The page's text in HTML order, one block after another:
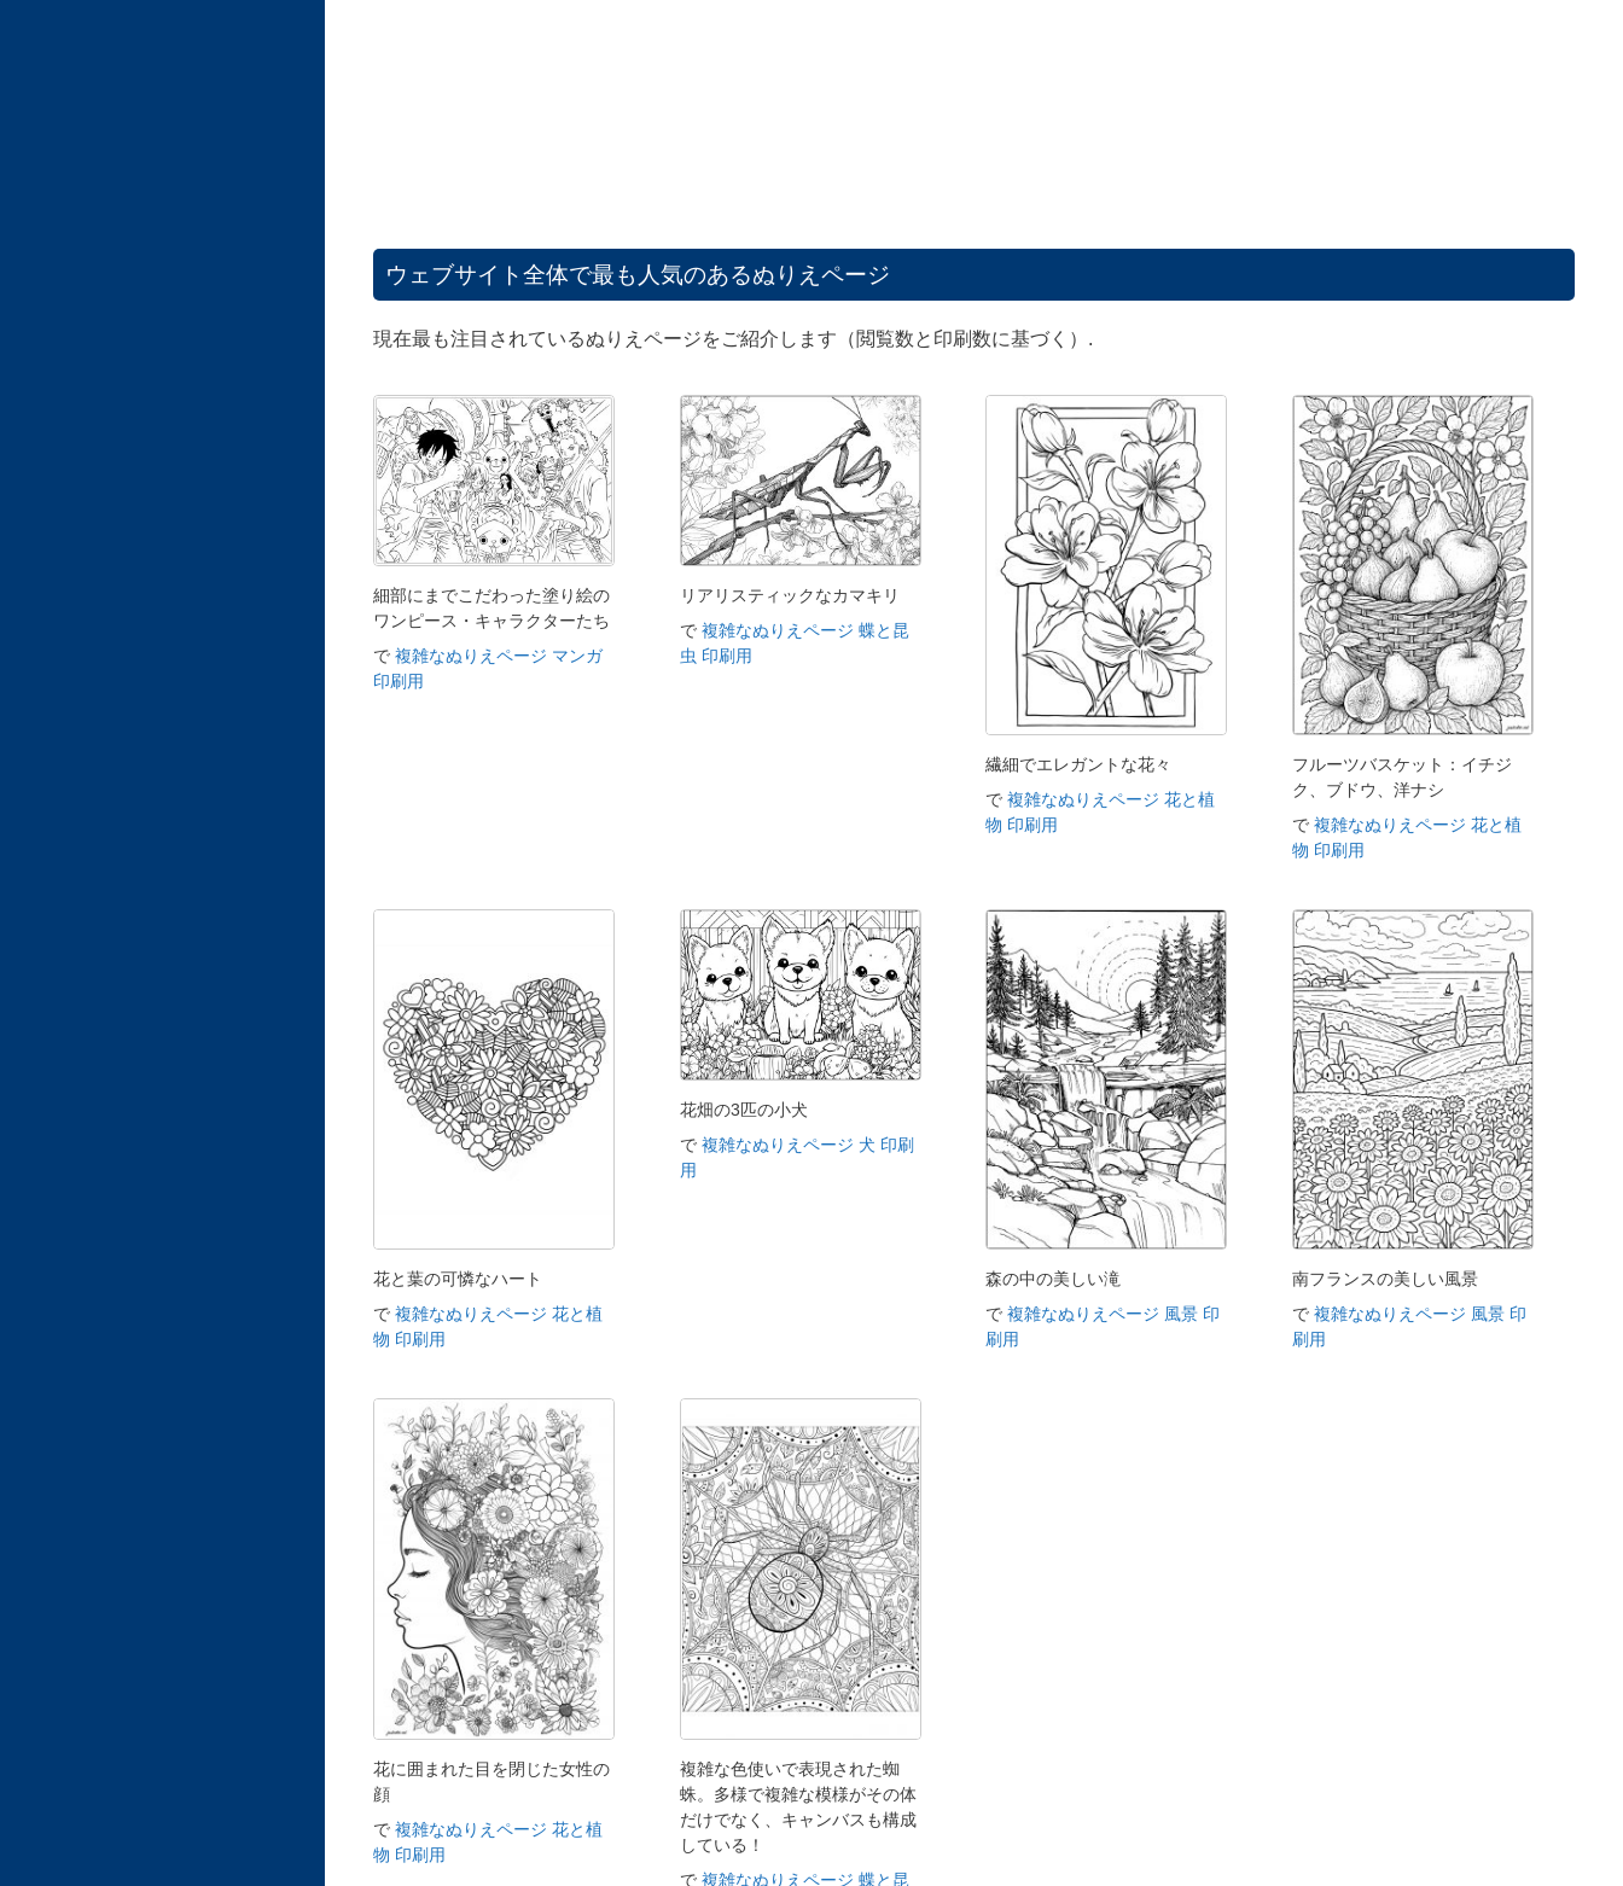
ウェブサイト全体で最も人気のあるぬりえページ
現在最も注目されているぬりえページをご紹介します（閲覧数と印刷数に基づく）.
細部にまでこだわった塗り絵の
ワンピース・キャラクターたち
で 複雑なぬりえページ マンガ
印刷用
リアリスティックなカマキリ
で 複雑なぬりえページ 蝶と昆
虫 印刷用
繊細でエレガントな花々
で複雑なぬりえページ 花と植
物 印刷用
フルーツバスケット：イチジ
ク、ブドウ、洋ナシ
で複雑なぬりえページ 花と植
物 印刷用
花と葉の可憐なハート
で 複雑なぬりえページ 花と植
物 印刷用
花畑の3匹の小犬
で 複雑なぬりえページ 犬 印刷
用
森の中の美しい滝
で複雑なぬりえページ 風景 印
刷用
南フランスの美しい風景
で複雑なぬりえページ 風景 印
刷用
花に囲まれた目を閉じた女性の
顔
で 複雑なぬりえページ 花と植
物 印刷用
複雑な色使いで表現された蜘
蛛。多様で複雑な模様がその体
だけでなく、キャンバスも構成
している！
で 複雑なぬりえページ 蝶と昆